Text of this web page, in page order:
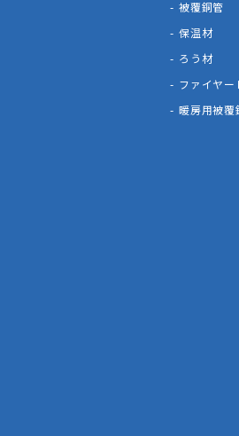
被覆銅管
保温材
ろう材
ファイヤー
暖房用被覆